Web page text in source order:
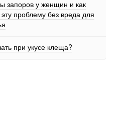
запоров у женщин и как
проблему без вреда для
при укусе клеща?